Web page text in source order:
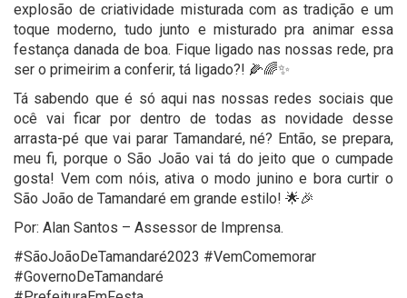
explosão de criatividade misturada com as tradição e um
toque moderno, tudo junto e misturado pra animar essa
festança danada de boa. Fique ligado nas nossas rede, pra
ser o primeirim a conferir, tá ligado?! 🌽🌈✨
Tá sabendo que é só aqui nas nossas redes sociais que
ocê vai ficar por dentro de todas as novidade desse
arrasta-pé que vai parar Tamandaré, né? Então, se prepara,
meu fi, porque o São João vai tá do jeito que o cumpade
gosta! Vem com nóis, ativa o modo junino e bora curtir o
São João de Tamandaré em grande estilo! 🌟🎉
Por: Alan Santos – Assessor de Imprensa.
#SãoJoãoDeTamandaré2023 #VemComemorar
#GovernoDeTamandaré